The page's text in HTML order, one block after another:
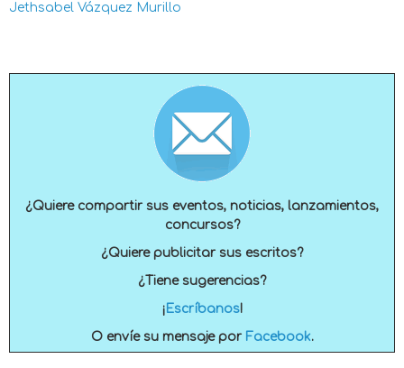
Jethsabel Vázquez Murillo
¿Quiere compartir sus eventos, noticias, lanzamientos,
concursos?
¿Quiere publicitar sus escritos?
¿Tiene sugerencias?
¡ Escríbanos!
O envíe su mensaje por Facebook.